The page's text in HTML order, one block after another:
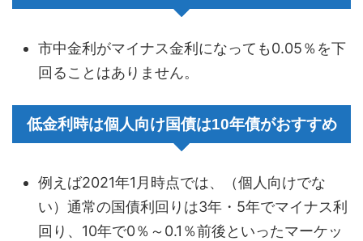
市中金利がマイナス金利になっても0.05％を下
回ることはありません。
低金利時は個人向け国債は10年債がおすすめ
例えば2021年1月時点では、（個人向けでな
い）通常の国債利回りは3年・5年でマイナス利
回り、10年で0％～0.1％前後といったマーケッ